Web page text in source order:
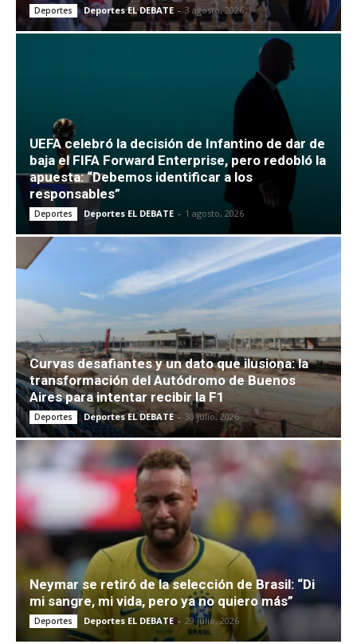
Deportes Deportes EL DEBATE - 3 agosto, 2026
UEFA celebró la decisión de Infantino de dar de
baja el FIFA Forward Enterprise, pero redobló la
apuesta: “Debemos identificar a los
responsables”
Deportes Deportes EL DEBATE - 1 agosto, 2026
Curvas desafiantes y un dato que ilusiona: la
transformación del Autódromo de Buenos
Aires para intentar recibir la F1
Deportes Deportes EL DEBATE - 30 julio, 2026
Neymar se retiró de la selección de Brasil: “Di
mi sangre, mi vida, pero ya no quiero más”
Deportes Deportes EL DEBATE - 29 julio, 2026